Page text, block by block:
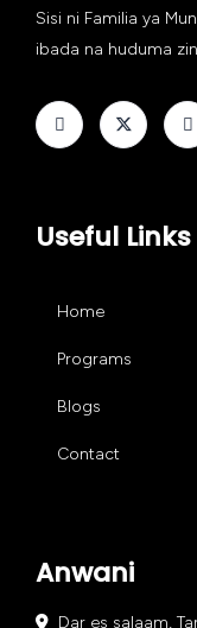
Sisi ni Familia ya
ibada na huduma
Useful Links
Home
Programs
Blogs
Contact
Anwani
Dar es salaam,